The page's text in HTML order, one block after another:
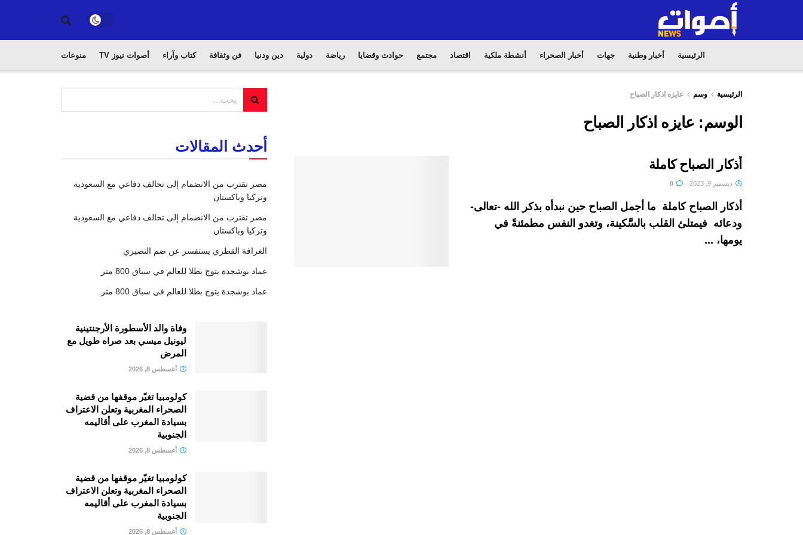
الرئيسية أخبار وطنية جهات أخبار الصحراء أنشطة ملكية اقتصاد مجتمع حوادث وقضايا رياضة دولية دين ودنيا فن وثقافة كتاب وآراء أصوات نيوز TV منوعات
الرئيسية وسم عايزه اذكار الصباح
الوسم: عايزه اذكار الصباح
أذكار الصباح كاملة
ديسمبر 9, 2023
أذكار الصباح كاملة ما أجمل الصباح حين نبدأه بذكر الله -تعالى-
ودعائه فيمتلئ القلب بالسَّكينة، وتغدو النفس مطمئنةً في
يومها، ...
أحدث المقالات
مصر تقترب من الانضمام إلى تحالف دفاعي مع السعودية
وتركيا وباكستان
مصر تقترب من الانضمام إلى تحالف دفاعي مع السعودية
وتركيا وباكستان
الغرافة القطري يستفسر عن ضم النصيري
عماد بوشجدة يتوج بطلا للعالم في سباق 800 متر
عماد بوشجدة يتوج بطلا للعالم في سباق 800 متر
وفاة والد الأسطورة الأرجنتينية
ليونيل ميسي بعد صراه طويل مع
المرض
أغسطس 8, 2026
كولومبيا تغيّر موقفها من قضية
الصحراء المغربية وتعلن الاعتراف
بسيادة المغرب على أقاليمه
الجنوبية
أغسطس 8, 2026
كولومبيا تغيّر موقفها من قضية
الصحراء المغربية وتعلن الاعتراف
بسيادة المغرب على أقاليمه
الجنوبية
أغسطس 8, 2026